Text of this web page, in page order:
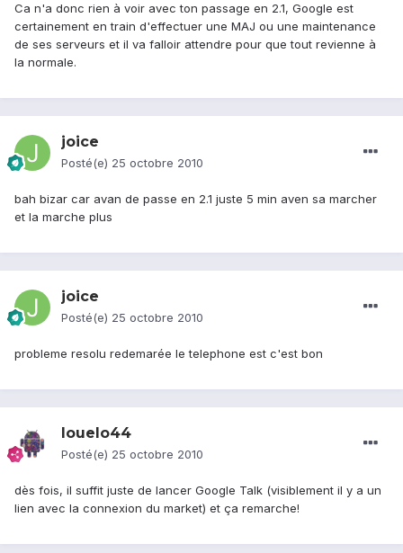
Ca n'a donc rien à voir avec ton passage en 2.1, Google est
certainement en train d'effectuer une MAJ ou une maintenance
de ses serveurs et il va falloir attendre pour que tout revienne à
la normale.
joice
Posté(e) 25 octobre 2010
bah bizar car avan de passe en 2.1 juste 5 min aven sa marcher
et la marche plus
joice
Posté(e) 25 octobre 2010
probleme resolu redemarée le telephone est c'est bon
louelo44
Posté(e) 25 octobre 2010
dès fois, il suffit juste de lancer Google Talk (visiblement il y a un
lien avec la connexion du market) et ça remarche!